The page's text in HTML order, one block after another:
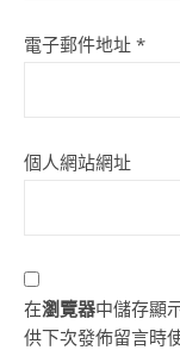
電子郵件地址 *
個人網站網址
在瀏覽器中儲存顯
供下次發佈留言時